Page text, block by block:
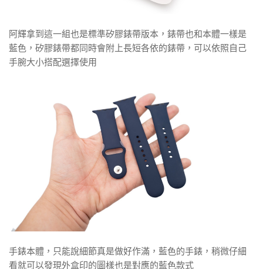
阿輝拿到這一組也是標準矽膠錶帶版本，錶帶也和本體一樣是
藍色，矽膠錶帶都同時會附上長短各依的錶帶，可以依照自己
手腕大小搭配選擇使用
手錶本體，只能說細節真是做好作滿，藍色的手錶，稍微仔細
看就可以發現外盒印的圖樣也是對應的藍色款式